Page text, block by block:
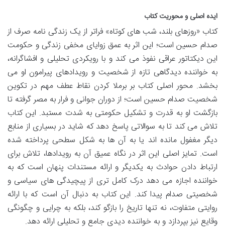
ایده اصلی و محوریت کتاب
کتاب «روزهای بلند، شب های کوتاه» فراتر از یک زندگی نامه صرف از
صدام حسین است؛ این اثر به عمق زوایای مخفی زندگی و حکومت
این دیکتاتور عراقی نفوذ می کند و با رویکردی تحلیلی و افشاگرانه،
به خواننده دیدگاهی تازه از شخصیت و رویدادهای پیرامون او می
بخشد. محور اصلی کتاب بر برملا کردن نقاط عطف مهم در تکوین
شخصیت صدام حسین است؛ از دوران جوانی و فرار به مصر گرفته تا
بازگشت او به قدرت و تشکیل حکومتی به شدت مستبد. این کتاب
تلاش می کند تا به سوالاتی پاسخ دهد که شاید در بسیاری از منابع
دیگر مغفول مانده اند یا به آن ها به شکل سطحی پرداخته شده
است. تمایز اصلی این اثر در نگاه عمیق آن به رویدادها، تلاش برای
ارتباط دادن حوادث به یکدیگر و ارائه مستندات پنهان است که به
خواننده اجازه می دهد درک کامل تری از پیچیدگی های سیاسی و
شخصیتی صدام پیدا کند. این کتاب به دنبال آن است که با ارائه
روایتی متفاوت، نه تنها تاریخ را بازگو کند، بلکه به چرایی و چگونگی
وقایع نیز بپردازد و به خواننده دیدی جامع و تحلیلی ارائه دهد.